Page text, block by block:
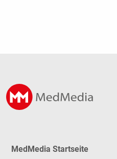
MedMedia Startseite